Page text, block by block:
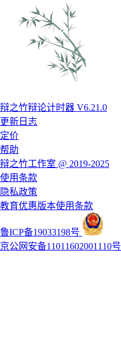
辩之竹辩论计时器 V6.21.0
更新日志
定价
帮助
辩之竹工作室 @ 2019-2025
使用条款
隐私政策
教育优惠版本使用条款
鲁ICP备19033198号
京公网安备11011602001110号